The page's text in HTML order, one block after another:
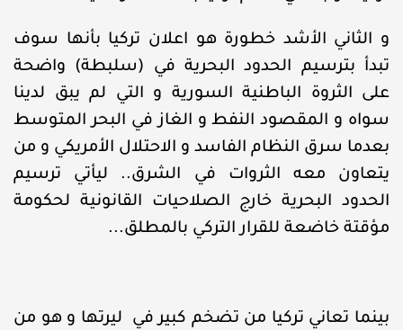
و الثاني الأشد خطورة هو اعلان تركيا بأنها سوف
تبدأ بترسيم الحدود البحرية في (سلبطة) واضحة
على الثروة الباطنية السورية و التي لم يبق لدينا
سواه و المقصود النفط و الغاز في البحر المتوسط
بعدما سرق النظام الفاسد و الاحتلال الأمريكي و من
يتعاون معه الثروات في الشرق.. ليأتي ترسيم
الحدود البحرية خارج الصلاحيات القانونية لحكومة
مؤقتة خاضعة للقرار التركي بالمطلق...
بينما تعاني تركيا من تضخم كبير في ليرتها و هو من